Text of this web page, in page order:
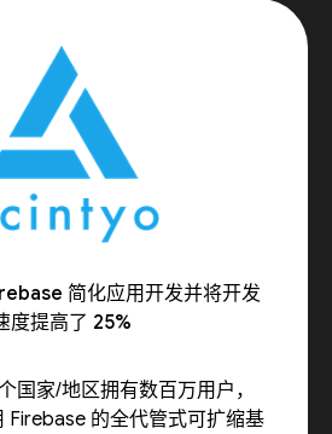
简化应用开发并将开发
度提高了 25%
国家/地区拥有数百万用户，
Firebase 的全代管式可扩缩基